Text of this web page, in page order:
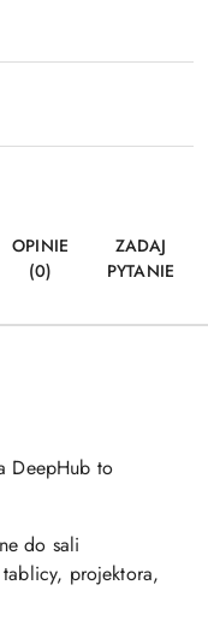
OPINIE
(0)
ZADAJ
PYTANIE
DeepHub to
do sali
projektora,